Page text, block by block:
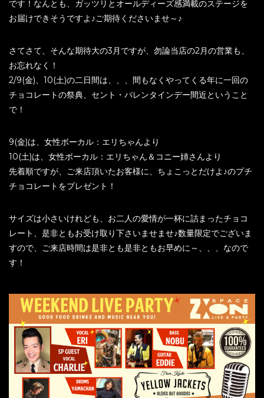
です！なんとも、ガッツリとオールディーズ感満載のステージを
お届けできそうですよ♪ご期待くださいませ～♪
さてさて、そんな期待大の3月ですが、勿論当店の2月の営業も、
お忘れなく！
2/9(金)、10(土)の二日間は、、、間もなくやってくる年に一回の
チョコレートの祭典、セント・バレンタインデー間近ということ
で！
9(金)は、女性ボーカル：エリちゃんより
10(土)は、女性ボーカル：エリちゃん＆コニー姉さんより
先着順ですが、ご来店頂いたお客様に、ちょこっとだけよ♪のプチ
チョコレートをプレゼント！
サイズは小さいけれども、お二人の愛情が一杯に詰まったチョコ
レート、是非ともお受け取り下さいませませ♪数量限定でございま
すので、ご来店時間は是非とも是非ともお早めに～、、、なので
す！